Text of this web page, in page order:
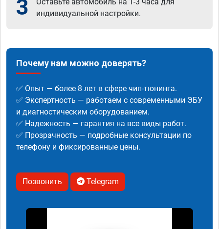
3
индивидуальной настройки.
Почему нам можно доверять?
✅ Опыт — более 8 лет в сфере чип-тюнинга.
✅ Экспертность — работаем с современными ЭБУ
и диагностическим оборудованием.
✅ Надежность — гарантия на все виды работ.
✅ Прозрачность — подробные консультации по
телефону и фиксированные цены.
Позвонить Telegram